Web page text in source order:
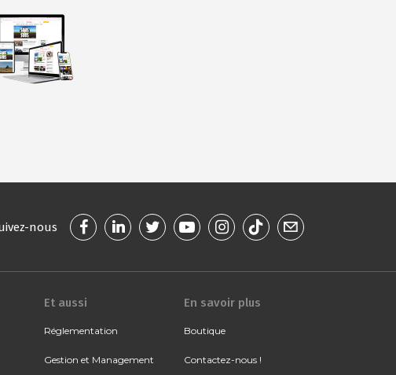
nous
Et aussi
Réglementation
Gestion et Management
En savoir plus
Boutique
Contactez-nous !